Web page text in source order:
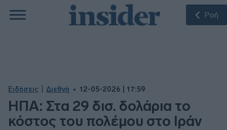
Ροή
Ειδήσεις Διεθνή 12-05-2026 | 17:59
ΗΠΑ: Στα 29 δισ. δολάρια το
κόστος του πολέμου στο Ιράν